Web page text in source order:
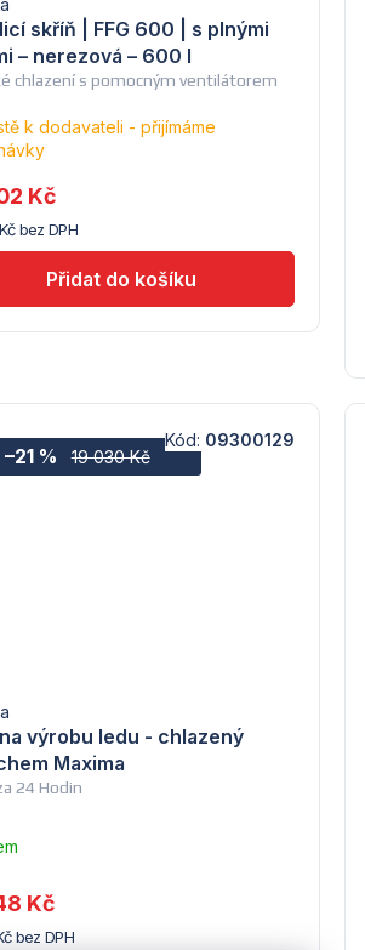
chlazení s pomocným ventilátorem
skříň | FFG 600 | s plnými
– nerezová – 600 l
k dodavateli - přijímáme
bez DPH
Kč
19 030 Kč
–21 %
24 Hodin
výrobu ledu - chlazený
Maxima
bez DPH
Kč
Kód: 09300129